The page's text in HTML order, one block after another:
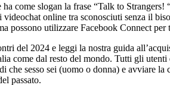
come slogan la frase “Talk to
online tra sconosciuti senza il
possono utilizzare Facebook Connect
del 2024 e leggi la nostra guida
come dal resto del mondo. Tutti gli
che sesso sei (uomo o donna) e avviare
passato.